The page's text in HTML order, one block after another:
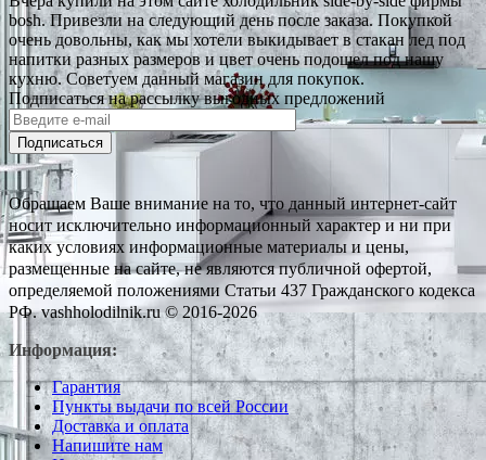
bosh. Привезли на следующий день после заказа. Покупкой
очень довольны, как мы хотели выкидывает в стакан лед под
напитки разных размеров и цвет очень подошел под нашу
кухню. Советуем данный магазин для покупок.
Подписаться на рассылку выгодных предложений
Подписаться
Обращаем Ваше внимание на то, что данный интернет-сайт
носит исключительно информационный характер и ни при
каких условиях информационные материалы и цены,
размещенные на сайте, не являются публичной офертой,
определяемой положениями Статьи 437 Гражданского кодекса
РФ. vashholodilnik.ru © 2016-2026
Информация:
Гарантия
Пункты выдачи по всей России
Доставка и оплата
Напишите нам